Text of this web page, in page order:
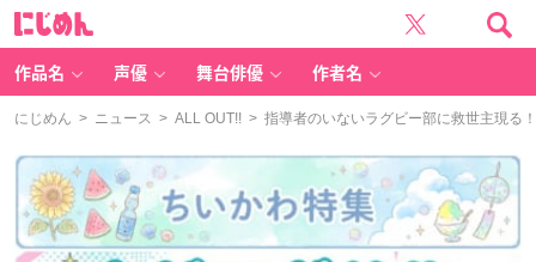
作品名 声優 舞台俳優 作者名
にじめん > ニュース > ALL OUT!! > 指導者のいないラグビー部に救世主現る